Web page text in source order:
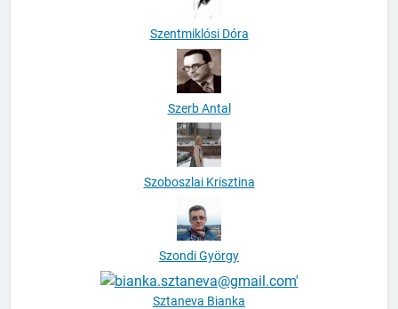
Szentmiklósi Dóra
Szerb Antal
Szoboszlai Krisztina
Szondi György
Sztaneva Bianka